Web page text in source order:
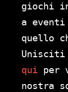
giochi
a
quello
qui per
nostra